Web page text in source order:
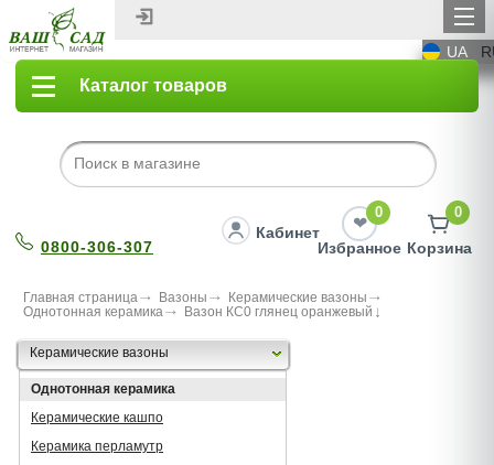
UA
Каталог товаров
0800-306-307
Кабинет
0
Избранное
0
Корзина
Главная страница Вазоны
Керамические вазоны
Однотонная керамика
Вазон КС0 глянец оранжевый
Керамические вазоны
Однотонная керамика
Керамические кашпо
Керамика перламутр